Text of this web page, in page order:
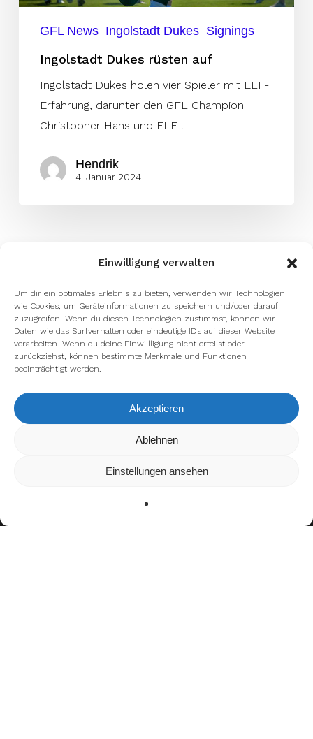
Einwilligung verwalten
Um dir ein optimales Erlebnis zu bieten, verwenden wir Technologien
wie Cookies, um Geräteinformationen zu speichern und/oder darauf
zuzugreifen. Wenn du diesen Technologien zustimmst, können wir
Daten wie das Surfverhalten oder eindeutige IDs auf dieser Website
verarbeiten. Wenn du deine Einwillligung nicht erteilst oder
zurückziehst, können bestimmte Merkmale und Funktionen
beeinträchtigt werden.
Akzeptieren
Ablehnen
Einstellungen ansehen
GFL News Ingolstadt Dukes Signings
Ingolstadt Dukes rüsten auf
Ingolstadt Dukes holen vier Spieler mit ELF-
Erfahrung, darunter den GFL Champion
Christopher Hans und ELF…
Hendrik
4. Januar 2024
Wir verwenden Cookies, um dir die bestmögliche Erfahrung auf
kannst du erfahren, welche Cookies wir
verwenden oder sie ausschalten.